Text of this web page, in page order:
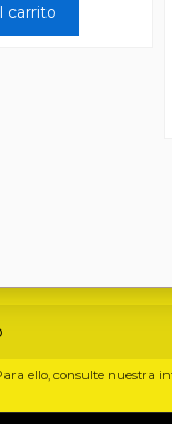
carrito
ello, consulte nuestra